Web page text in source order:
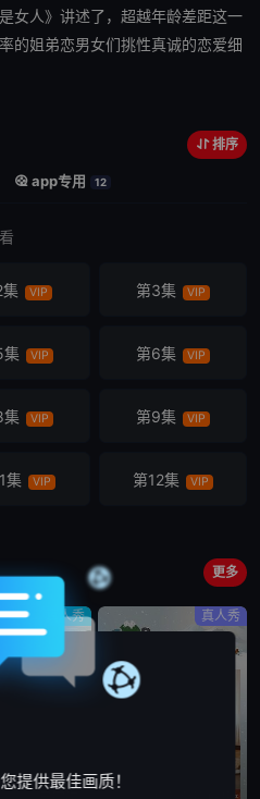
女人》讲述了，超越年龄差距这一
的姐弟恋男女们挑性真诚的恋爱细
排序
app专用 12
集 VIP 第3集 VIP
集 VIP 第6集 VIP
集 VIP 第9集 VIP
集 VIP 第12集 VIP
更多
真人秀 真人秀
提供最佳画质！